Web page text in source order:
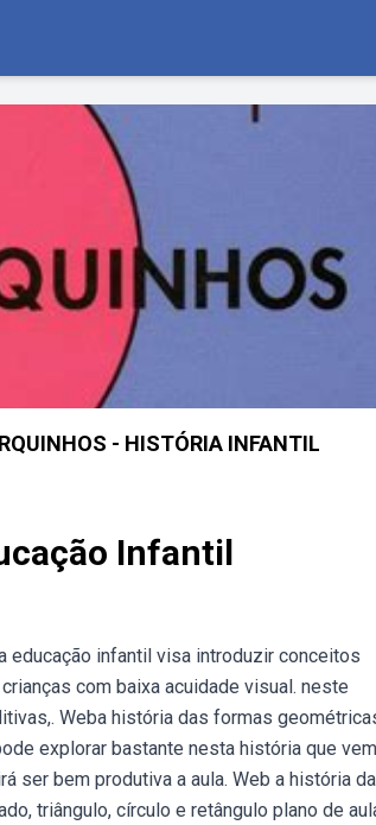
- HISTÓRIA INFANTIL
Infantil
educação infantil visa introduzir conceitos
com baixa acuidade visual. neste
Weba história das formas
explorar bastante nesta história que vem
ser bem produtiva a aula. Web️ a história
triângulo, círculo e retângulo plano de